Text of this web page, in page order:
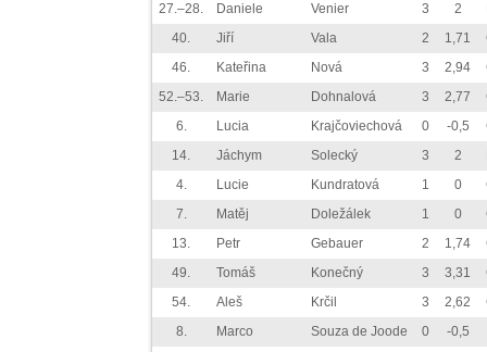
27.–28.
Daniele Venier 3 2
40.
Jiří Vala 2 1,71
46.
Kateřina Nová 3 2,94
52.–53.
Marie Dohnalová 3 2,77
6.
Lucia Krajčoviechová 0 -0,5
14.
Jáchym Solecký 3 2
4.
Lucie Kundratová 1 0
7.
Matěj Doležálek 1 0
13.
Petr Gebauer 2 1,74
49.
Tomáš Konečný 3 3,31
54.
Aleš Krčil 3 2,62
8.
Marco Souza de Joode 0
-0,5